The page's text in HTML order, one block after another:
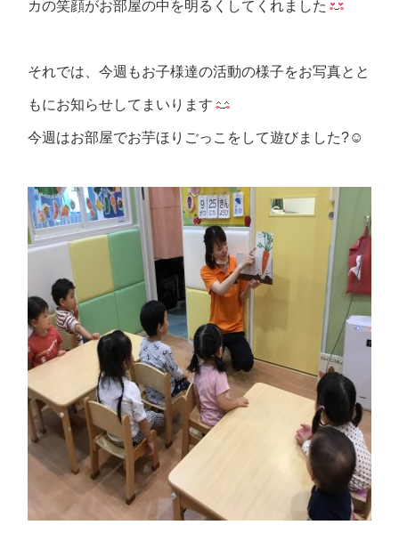
カの笑顔がお部屋の中を明るくしてくれました
それでは、今週もお子様達の活動の様子をお写真とと
もにお知らせしてまいります
今週はお部屋でお芋ほりごっこをして遊びました?☺️